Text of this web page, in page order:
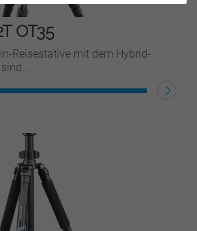
OT35
Reisestative mit dem Hybrid-